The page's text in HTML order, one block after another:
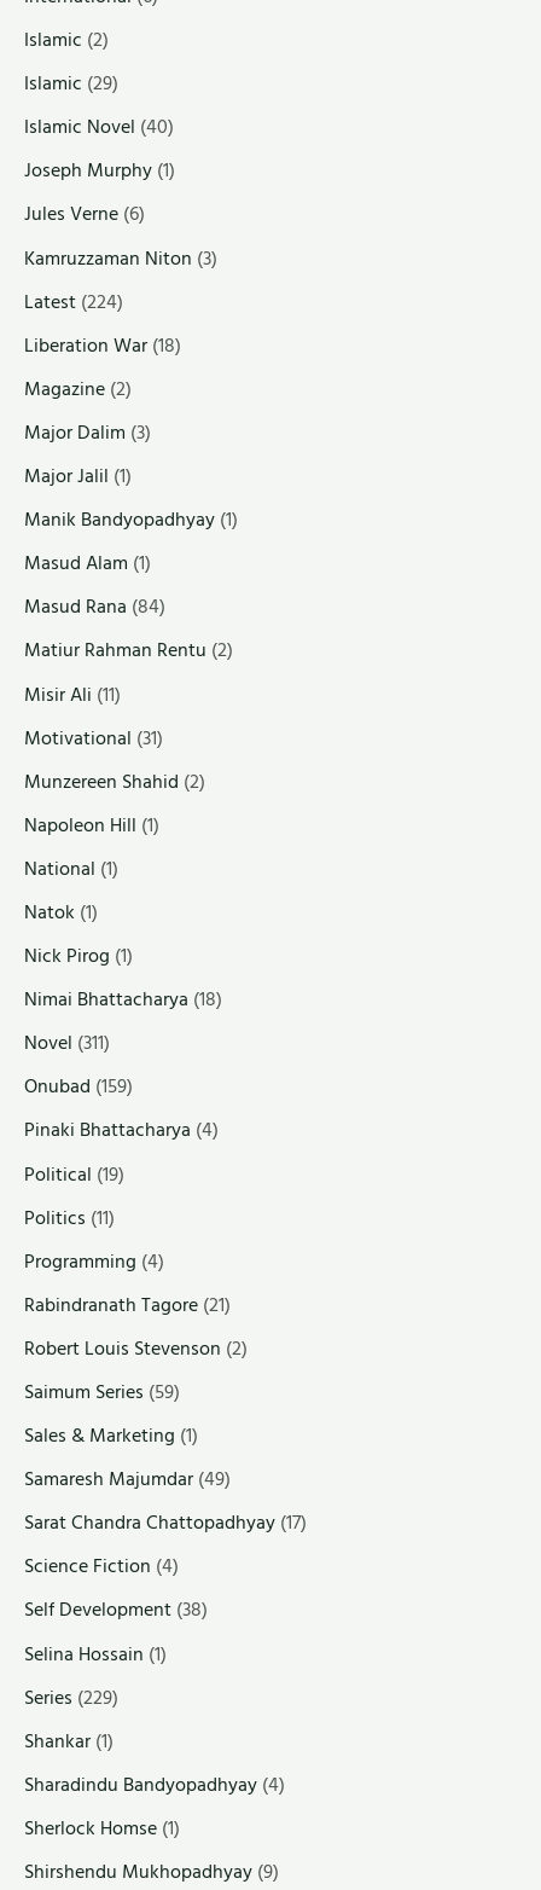
Islamic (2)
Islamic (29)
Islamic Novel (40)
Joseph Murphy(1)
Jules Verne(6)
Kamruzzaman Niton (3)
Latest(224)
Liberation War(18)
Magazine(2)
Major Dalim (3)
Major Jalil (1)
Manik Bandyopadhyay(1)
Masud Alam (1)
Masud Rana (84)
Matiur Rahman Rentu (2)
Misir Ali (11)
Motivational (31)
Munzereen Shahid (2)
Napoleon Hill (1)
National (1)
Natok (1)
Nick Pirog (1)
Nimai Bhattacharya (18)
Novel (311)
Onubad (159)
Pinaki Bhattacharya (4)
Political (19)
Politics (11)
Programming (4)
Rabindranath Tagore(21)
Robert Louis Stevenson (2)
Saimum Series (59)
Sales & Marketing (1)
Samaresh Majumdar(49)
Sarat Chandra Chattopadhyay(17)
Science Fiction (4)
Self Development(38)
Selina Hossain (1)
Series (229)
Shankar(1)
Sharadindu Bandyopadhyay(4)
Sherlock Homse(1)
Shirshendu Mukhopadhyay(9)